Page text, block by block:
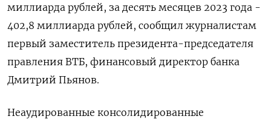
миллиарда рублей, за десять месяцев 2023 года -
402,8 миллиарда рублей, сообщил журналистам
первый заместитель президента-председателя
правления ВТБ, финансовый директор банка
Дмитрий Пьянов.
Неаудированные консолидированные